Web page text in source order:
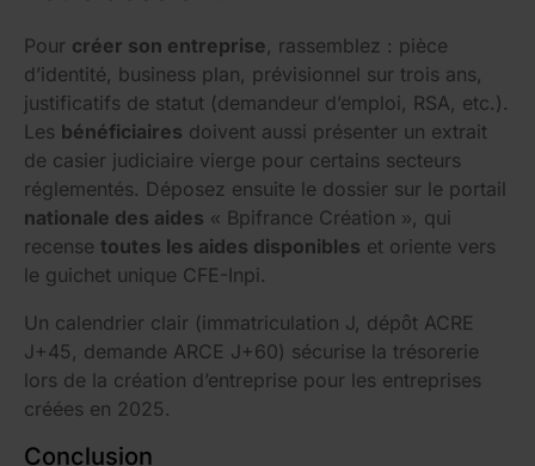
Pour créer son entreprise, rassemblez : pièce
d’identité, business plan, prévisionnel sur trois ans,
justificatifs de statut (demandeur d’emploi, RSA, etc.).
Les bénéficiaires doivent aussi présenter un extrait
de casier judiciaire vierge pour certains secteurs
réglementés. Déposez ensuite le dossier sur le portail
nationale des aides « Bpifrance Création », qui
recense toutes les aides disponibles et oriente vers
le guichet unique CFE-Inpi.
Un calendrier clair (immatriculation J, dépôt ACRE
J+45, demande ARCE J+60) sécurise la trésorerie
lors de la création d’entreprise pour les entreprises
créées en 2025.
Conclusion